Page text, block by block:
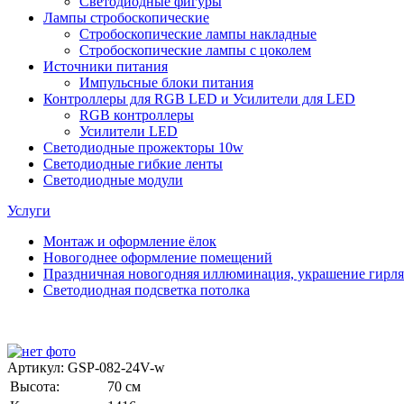
Лампы стробоскопические
Стробоскопические лампы накладные
Стробоскопические лампы с цоколем
Источники питания
Импульсные блоки питания
Контроллеры для RGB LED и Усилители для LED
RGB контроллеры
Усилители LED
Светодиодные прожекторы 10w
Светодиодные гибкие ленты
Светодиодные модули
Услуги
Монтаж и оформление ёлок
Новогоднее оформление помещений
Праздничная новогодняя иллюминация, украшение
Светодиодная подсветка потолка
Артикул: GSP-082-24V-w
Высота:
70 см